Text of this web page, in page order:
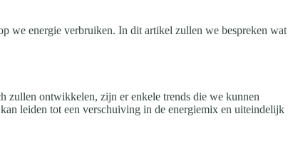
we energie verbruiken. In dit artikel zullen we bespreken wat
zullen ontwikkelen, zijn er enkele trends die we kunnen
leiden tot een verschuiving in de energiemix en uiteindelijk